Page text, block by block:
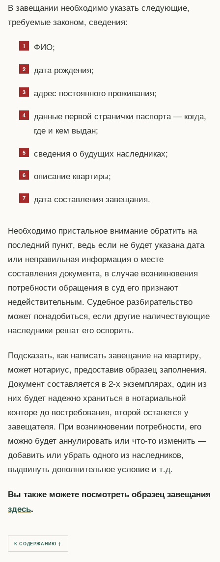
В завещании необходимо указать следующие,
требуемые законом, сведения:
ФИО;
дата рождения;
адрес постоянного проживания;
данные первой странички паспорта — когда,
где и кем выдан;
сведения о будущих наследниках;
описание квартиры;
дата составления завещания.
Необходимо пристальное внимание обратить на
последний пункт, ведь если не будет указана дата
или неправильная информация о месте
составления документа, в случае возникновения
потребности обращения в суд его признают
недействительным. Судебное разбирательство
может понадобиться, если другие наличествующие
наследники решат его оспорить.
Подсказать, как написать завещание на квартиру,
может нотариус, предоставив образец заполнения.
Документ составляется в 2-х экземплярах, один из
них будет надежно храниться в нотариальной
конторе до востребования, второй останется у
завещателя. При возникновении потребности, его
можно будет аннулировать или что-то изменить —
добавить или убрать одного из наследников,
выдвинуть дополнительное условие и т.д.
Вы также можете посмотреть образец завещания
здесь.
К СОДЕРЖАНИЮ ↑